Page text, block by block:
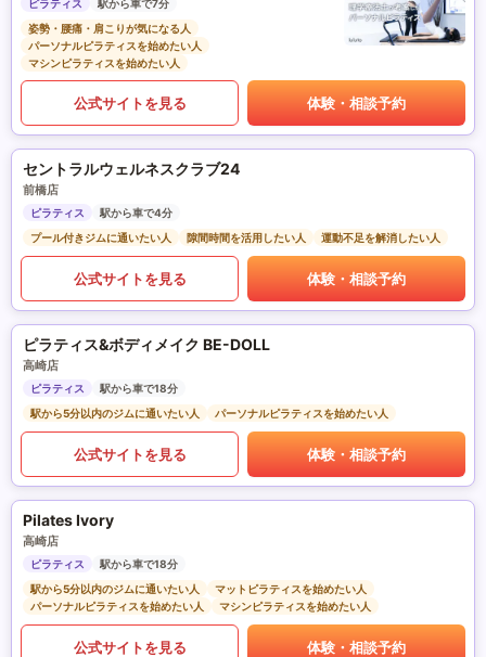
ピラティス
駅から車で7分
姿勢・腰痛・肩こりが気になる人
パーソナルピラティスを始めたい人
マシンピラティスを始めたい人
公式サイトを見る 体験・相談予約
セントラルウェルネスクラブ24
前橋店
ピラティス
駅から車で4分
プール付きジムに通いたい人
隙間時間を活用したい人 運動不足を解消したい人
公式サイトを見る 体験・相談予約
ピラティス&ボディメイク BE-DOLL
高崎店
ピラティス
駅から車で18分
駅から5分以内のジムに通いたい人
パーソナルピラティスを始めたい人
公式サイトを見る 体験・相談予約
Pilates Ivory
高崎店
ピラティス
駅から車で18分
駅から5分以内のジムに通いたい人
マットピラティスを始めたい人
パーソナルピラティスを始めたい人
マシンピラティスを始めたい人
公式サイトを見る 体験・相談予約